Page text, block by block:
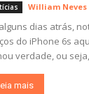
William Neves
dias atrás,
do iPhone 6s
verdade, ou
mais